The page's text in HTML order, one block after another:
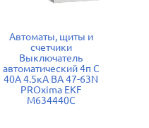
Автоматы, щиты и
счетчики
Выключатель
автоматический 4п C
40А 4.5кА ВА 47-63N
PROxima EKF
M634440C